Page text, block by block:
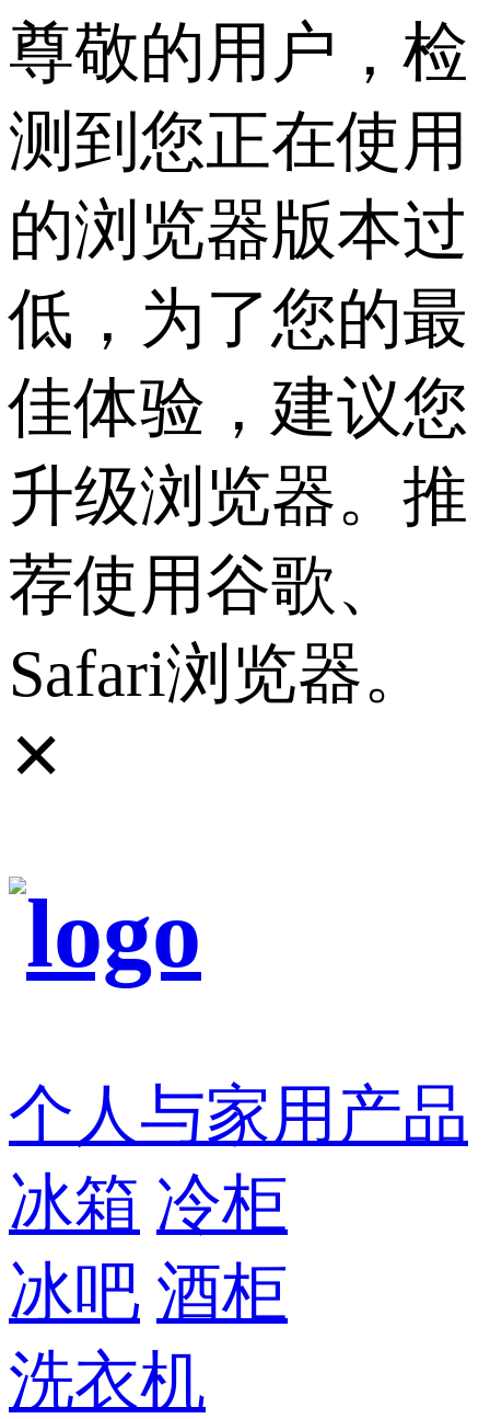
尊敬的用户，检
测到您正在使用
的浏览器版本过
低，为了您的最
佳体验，建议您
升级浏览器。推
荐使用谷歌、
Safari浏览器。
✕
个人与家用产品
冰箱 冷柜
冰吧 酒柜
洗衣机